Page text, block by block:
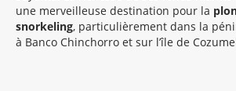
une merveilleuse destination pour la
snorkeling, particulièrement dans la
à Banco Chinchorro et sur l’île de